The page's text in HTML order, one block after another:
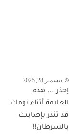
ديسمبر 28, 2025
إحذر ... هذه
العلامة أثناء نومك
قد تنذر بإصابتك
بالسرطان!!